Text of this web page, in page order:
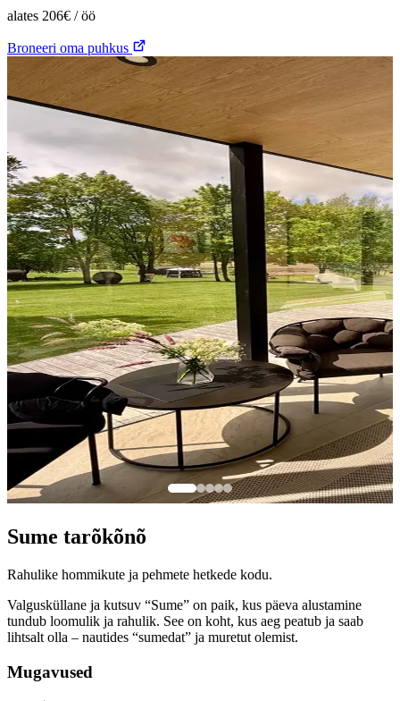
alates 206€ / öö
Broneeri oma puhkus
Sume tarõkõnõ
Rahulike hommikute ja pehmete hetkede kodu.
Valgusküllane ja kutsuv “Sume” on paik, kus päeva alustamine
tundub loomulik ja rahulik. See on koht, kus aeg peatub ja saab
lihtsalt olla – nautides “sumedat” ja muretut olemist.
Mugavused